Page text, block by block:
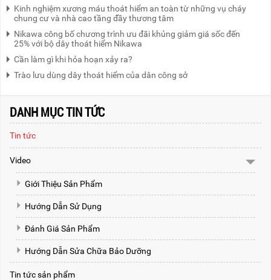
Kinh nghiệm xương máu thoát hiểm an toàn từ những vụ cháy
chung cư và nhà cao tầng đầy thương tâm
Nikawa công bố chương trình ưu đãi khủng giảm giá sốc đến
25% với bộ dây thoát hiểm Nikawa
Cần làm gì khi hỏa hoạn xảy ra?
Trào lưu dùng dây thoát hiểm của dân công sở
DANH MỤC TIN TỨC
Tin tức
Video
Giới Thiệu Sản Phẩm
Hướng Dẫn Sử Dụng
Đánh Giá Sản Phẩm
Hướng Dẫn Sửa Chữa Bảo Dưỡng
Tin tức sản phẩm